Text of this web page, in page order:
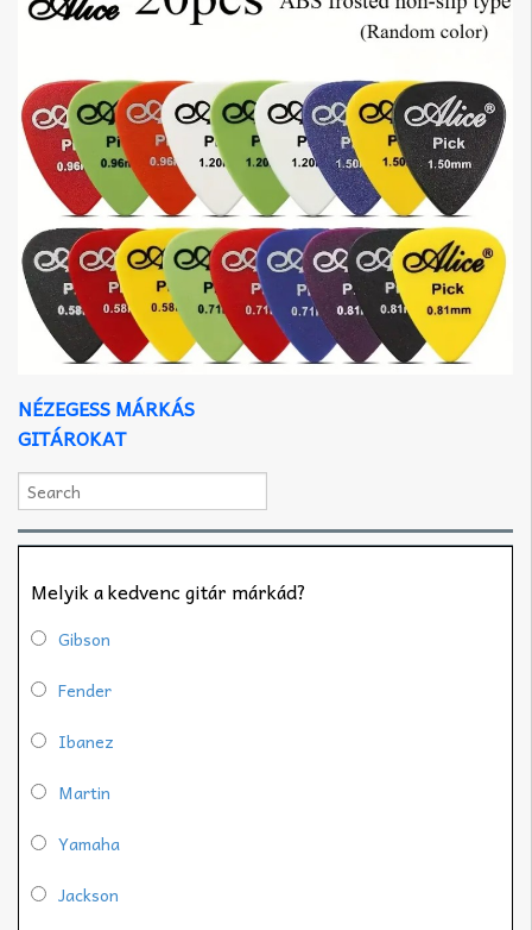
NÉZEGESS MÁRKÁS
GITÁROKAT
Melyik a kedvenc gitár márkád?
Gibson
Fender
Ibanez
Martin
Yamaha
Jackson